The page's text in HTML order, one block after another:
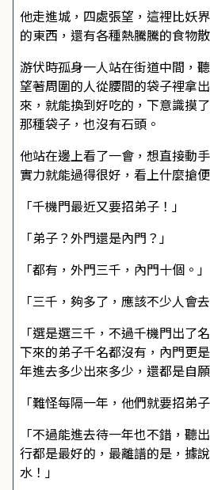
他走進城，四處張望，這裡比妖
的東西，還有各種熱騰騰的食物
游伏時孤身一人站在街道中間，
望著周圍的人從腰間的袋子裡拿
來，就能換到好吃的，下意識摸
那種袋子，也沒有石頭。
他站在邊上看了一會，想直接動
實力就能過得很好，看上什麼搶
「千機門最近又要招弟子！」
「弟子？外門還是內門？」
「都有，外門三千，內門十個。」
「三千，夠多了，應該不少人會
「選是選三千，不過千機門出了
下來的弟子千名都沒有，內門更
年進去多少出來多少，還都是自願
「難怪每隔一年，他們就要招弟子
「不過能進去待一年也不錯，聽
行都是最好的，最離譜的是，據
水！」